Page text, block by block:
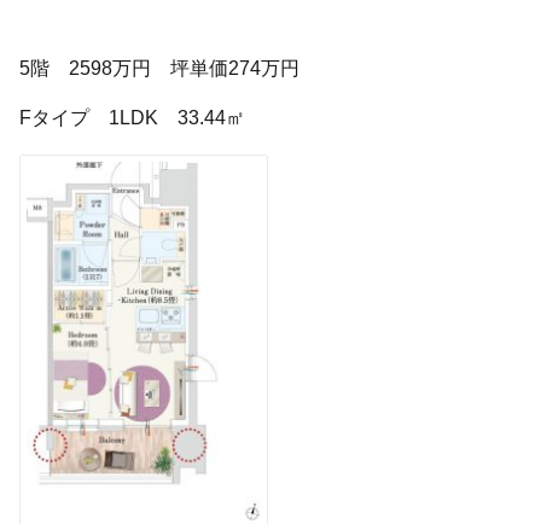
5階 2598万円 坪単価274万円
Fタイプ 1LDK 33.44㎡